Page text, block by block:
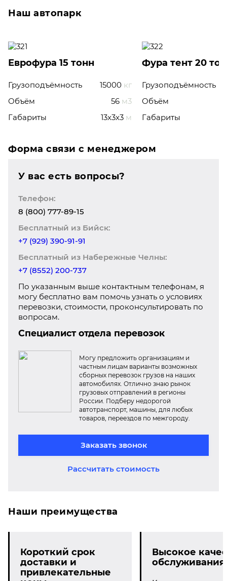
Наш автопарк
Еврофура 15 тонн
Грузоподъёмность 15000 кг
Объём
56 м3
Габариты
13x3x3 м
Фура тент 20
Грузоподъёмность
Объём
Габариты
Форма связи с менеджером
У вас есть вопросы?
Телефон:
8 (800) 777-89-15
Бесплатный из Бийск:
+7 (929) 390-91-91
Бесплатный из Набережные Челны:
+7 (8552) 200-737
По указанным выше контактным телефонам, я
могу бесплатно вам помочь узнать о условиях
перевозки, стоимости, проконсультировать по
вопросам.
Специалист отдела перевозок
Могу предложить организациям и
частным лицам варианты возможных
сборных перевозок грузов на наших
автомобилях. Отлично знаю рынок
грузовых отправлений в регионы
России. Подберу недорогой
автотранспорт, машины, для любых
товаров, переездов по межгороду.
Заказать звонок
Рассчитать стоимость
Наши преимущества
Короткий срок
доставки и
привлекательные
Высокое
обслуживания